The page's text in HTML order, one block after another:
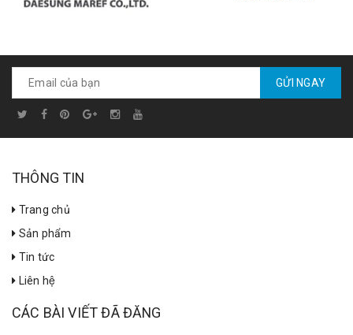
GỬI NGAY
THÔNG TIN
Trang chủ
Sản phẩm
Tin tức
Liên hệ
CÁC BÀI VIẾT ĐÃ ĐĂNG